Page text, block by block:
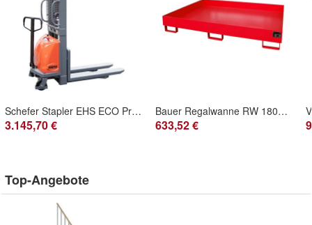
Schefer Stapler EHS ECO Professional Semi Gabelhoehe max. 2500mm
3.145,70 €
Bauer Regalwanne RW 1800, lackiert, Feuerrot
633,52 €
Top-Angebote